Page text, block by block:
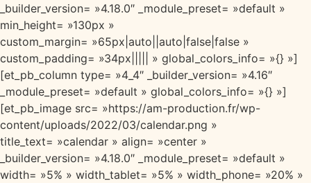
_builder_version= »4.18.0″ _module_preset= »default »
min_height= »130px »
custom_margin= »65px|auto||auto|false|false »
custom_padding= »34px||||| » global_colors_info= »{} »]
[et_pb_column type= »4_4″ _builder_version= »4.16″
_module_preset= »default » global_colors_info= »{} »]
[et_pb_image src= »https://am-production.fr/wp-
content/uploads/2022/03/calendar.png »
title_text= »calendar » align= »center »
_builder_version= »4.18.0″ _module_preset= »default »
width= »5% » width_tablet= »5% » width_phone= »20% »